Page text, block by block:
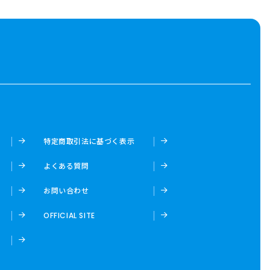
特定商取引法に基づく表示
よくある質問
お問い合わせ
OFFICIAL SITE